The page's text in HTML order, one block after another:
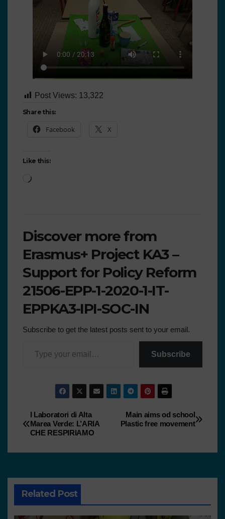
Post Views: 13,322
Share this:
Facebook X
Like this:
Discover more from
Erasmus+ Project KA3 –
Support for Policy Reform
21506-EPP-1-2020-1-IT-
EPPKA3-IPI-SOC-IN
Subscribe to get the latest posts sent to your email.
Subscribe
Main aims od school
Plastic free movement
I Laboratori di Alta
Marea Verde: L’ARIA
CHE RESPIRIAMO
Related Post